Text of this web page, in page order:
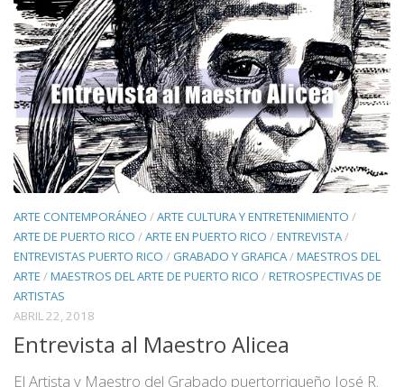
ARTE CONTEMPORÁNEO /ARTE CULTURA Y ENTRETENIMIENTO /
ARTE DE PUERTO RICO /ARTE EN PUERTO RICO /ENTREVISTA/
ENTREVISTAS PUERTO RICO / GRABADO Y GRAFICA/MAESTROS DEL
ARTE /MAESTROS DEL ARTE DE PUERTO RICO /RETROSPECTIVAS DE
ARTISTAS
ABRIL 22, 2018
Entrevista al Maestro Alicea
El Artista y Maestro del Grabado puertorriqueño José R.